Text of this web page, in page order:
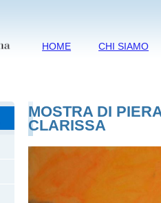
HOME CHI SIAMO
MOSTRA DI
CLARISSA